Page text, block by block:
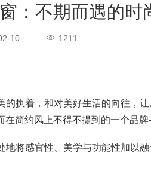
：不期而遇的时
10 1211
执着，和对美好生活的向往，
在简约风上不得不提到的一个品
将感官性、美学与功能性加以